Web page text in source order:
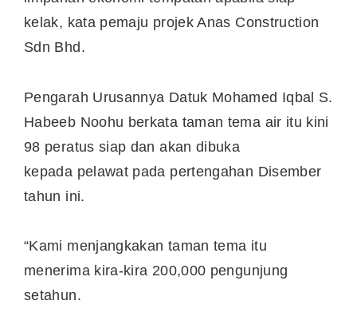
kelak, kata pemaju projek Anas Construction
Sdn Bhd.
Pengarah Urusannya Datuk Mohamed Iqbal S.
Habeeb Noohu berkata taman tema air itu kini
98 peratus siap dan akan dibuka
kepada pelawat pada pertengahan Disember
tahun ini.
“Kami menjangkakan taman tema itu
menerima kira-kira 200,000 pengunjung
setahun.